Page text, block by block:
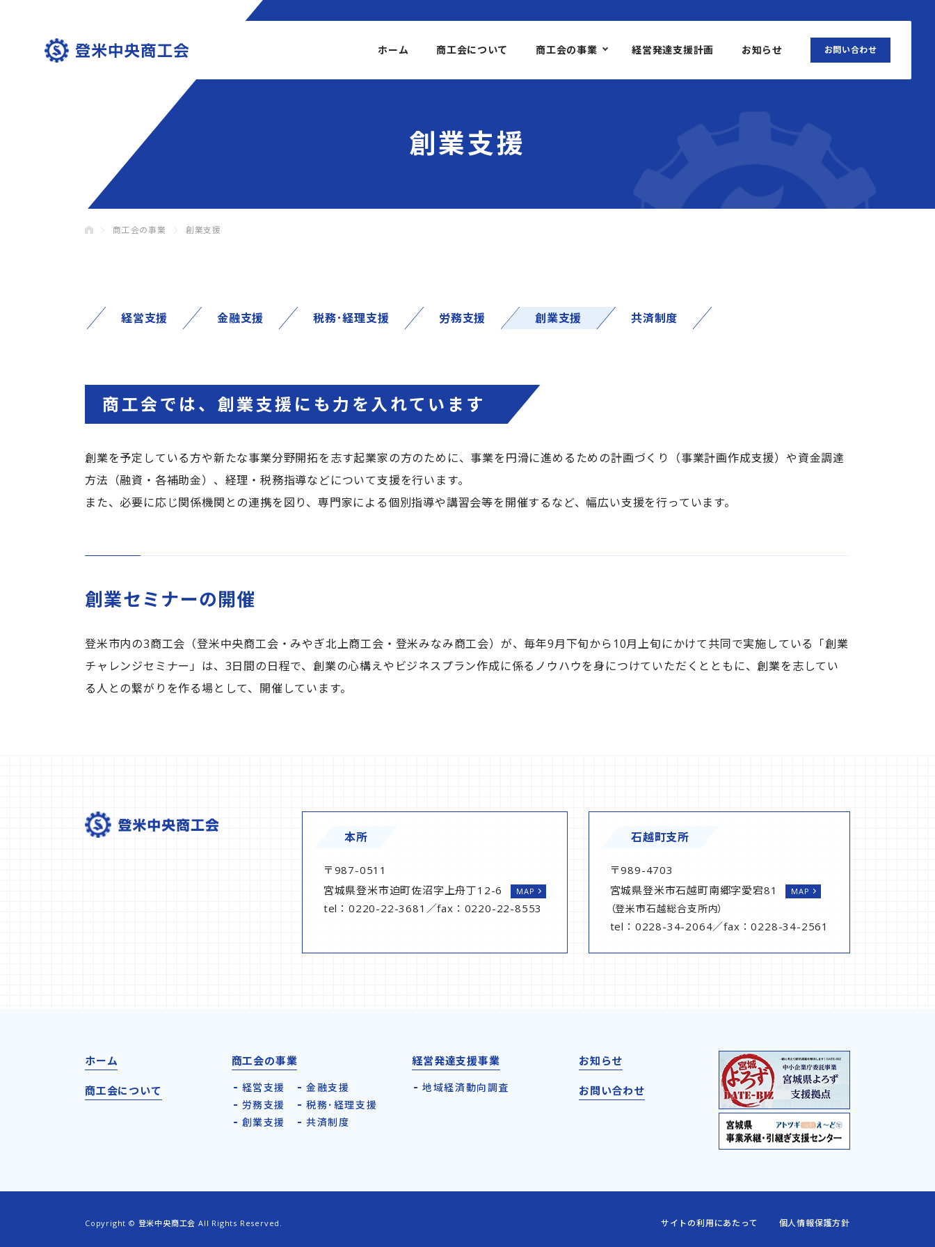
ホーム 商工会について 商工会の事業 経営発達支援計画 お知らせ お問い合わせ
創業支援
商工会の事業 創業支援
経営支援 金融支援 税務･経理支援 労務支援 創業支援 共済制度
商工会では、創業支援にも力を入れています
創業を予定している方や新たな事業分野開拓を志す起業家の方のために、事業を円滑に進めるための計画づくり（事業計画作成支援）や資金調達
方法（融資・各補助金）、経理・税務指導などについて支援を行います。
また、必要に応じ関係機関との連携を図り、専門家による個別指導や講習会等を開催するなど、幅広い支援を行っています。
創業セミナーの開催
登米市内の3商工会（登米中央商工会・みやぎ北上商工会・登米みなみ商工会）が、毎年9月下旬から10月上旬にかけて共同で実施している「創業
チャレンジセミナー」は、3日間の日程で、創業の心構えやビジネスプラン作成に係るノウハウを身につけていただくとともに、創業を志してい
る人との繋がりを作る場として、開催しています。
本所
〒987-0511
宮城県登米市迫町佐沼字上舟丁12-6
MAP
tel：0220-22-3681／fax：0220-22-8553
石越町支所
〒989-4703
宮城県登米市石越町南郷字愛宕81
MAP
（登米市石越総合支所内）
tel：0228-34-2064／fax：0228-34-2561
ホーム
商工会について
商工会の事業
経営支援
金融支援
労務支援
税務･経理支援
創業支援
共済制度
経営発達支援事業
地域経済動向調査
お知らせ
お問い合わせ
Copyright © 登米中央商工会 All Rights Reserved. サイトの利用にあたって 個人情報保護方針